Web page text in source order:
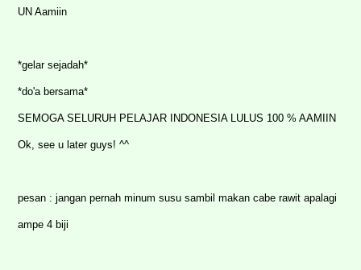
UN Aamiin
*gelar sejadah*
*do'a bersama*
SEMOGA SELURUH PELAJAR INDONESIA LULUS 100 % AAMIIN
Ok, see u later guys! ^^
pesan : jangan pernah minum susu sambil makan cabe rawit apalagi
ampe 4 biji